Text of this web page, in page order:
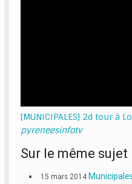
[MUNICIPALES] 2d tour à
pyreneesinfotv
Sur le même sujet
15 mars 2014